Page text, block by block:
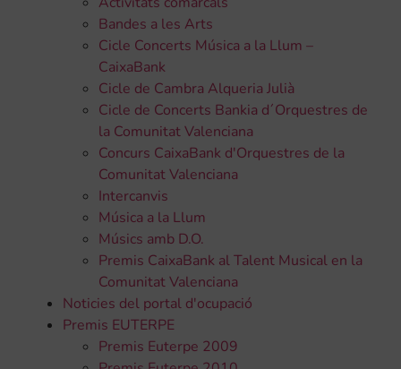
Bandes a les Arts
Cicle Concerts Música a la Llum –
CaixaBank
Cicle de Cambra Alqueria Julià
Cicle de Concerts Bankia d´Orquestres de
la Comunitat Valenciana
Concurs CaixaBank d'Orquestres de la
Comunitat Valenciana
Intercanvis
Música a la Llum
Músics amb D.O.
Premis CaixaBank al Talent Musical en la
Comunitat Valenciana
Noticies del portal d'ocupació
Premis EUTERPE
Premis Euterpe 2009